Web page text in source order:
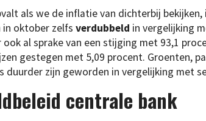
als we de inflatie van dichterbij
in oktober zelfs verdubbeld in vergelijking
al sprake van een stijging met 93,1
gestegen met 5,09 procent. Groenten,
duurder zijn geworden in vergelijking met
centrale bank